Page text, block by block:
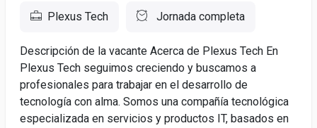
Plexus Tech Jornada completa
Descripción de la vacante Acerca de Plexus Tech En
Plexus Tech seguimos creciendo y buscamos a
profesionales para trabajar en el desarrollo de
tecnología con alma. Somos una compañía tecnológica
especializada en servicios y productos IT, basados en